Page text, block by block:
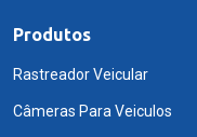
Produtos
Rastreador Veicular
Câmeras Para Veiculos